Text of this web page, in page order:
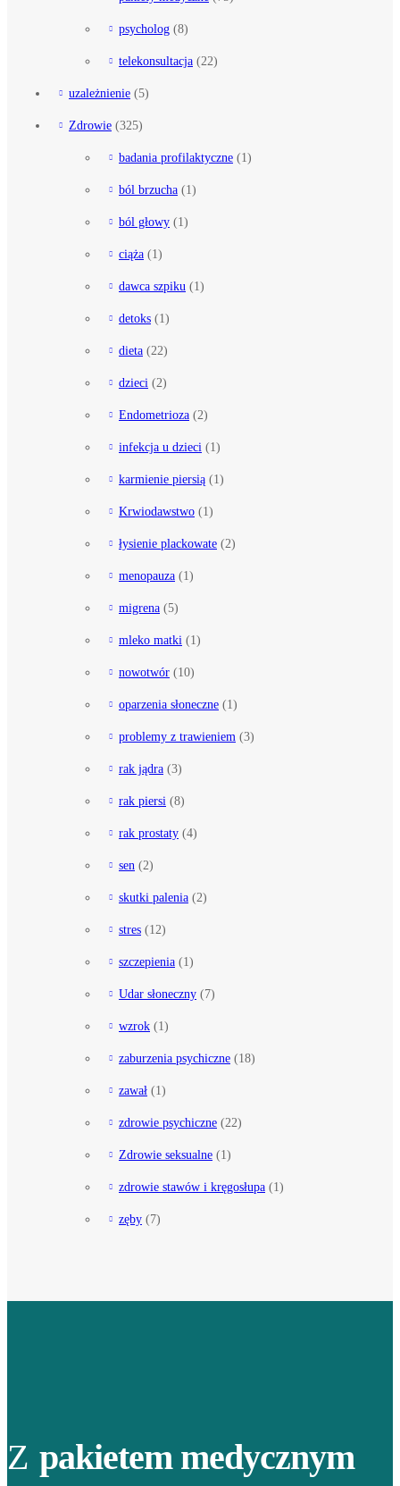
psycholog (8)
telekonsultacja (22)
uzależnienie (5)
Zdrowie (325)
badania profilaktyczne (1)
ból brzucha (1)
ból głowy (1)
ciąża (1)
dawca szpiku (1)
detoks (1)
dieta (22)
dzieci (2)
Endometrioza (2)
infekcja u dzieci (1)
karmienie piersią (1)
Krwiodawstwo (1)
łysienie plackowate (2)
menopauza (1)
migrena (5)
mleko matki (1)
nowotwór (10)
oparzenia słoneczne (1)
problemy z trawieniem (3)
rak jądra (3)
rak piersi (8)
rak prostaty (4)
sen (2)
skutki palenia (2)
stres (12)
szczepienia (1)
Udar słoneczny (7)
wzrok (1)
zaburzenia psychiczne (18)
zawał (1)
zdrowie psychiczne (22)
Zdrowie seksualne (1)
zdrowie stawów i kręgosłupa (1)
zęby (7)
Z pakietem medycznym